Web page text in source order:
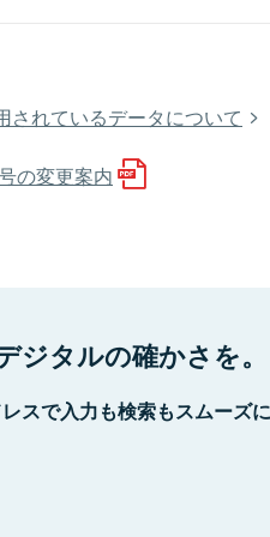
されているデータについて
の変更案内
ジタルの確かさを。
スで入力も検索もスムーズ